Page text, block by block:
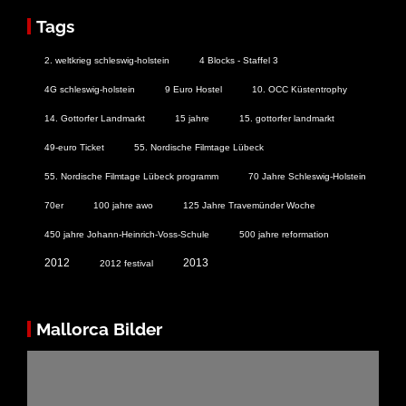
Tags
2. weltkrieg schleswig-holstein 4 Blocks - Staffel 3
4G schleswig-holstein 9 Euro Hostel 10. OCC Küstentrophy
14. Gottorfer Landmarkt 15 jahre 15. gottorfer landmarkt
49-euro Ticket 55. Nordische Filmtage Lübeck
55. Nordische Filmtage Lübeck programm 70 Jahre Schleswig-Holstein
70er 100 jahre awo 125 Jahre Travemünder Woche
450 jahre Johann-Heinrich-Voss-Schule 500 jahre reformation
2012 2012 festival 2013
Mallorca Bilder